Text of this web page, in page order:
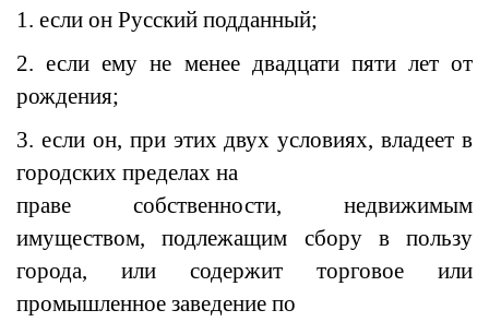
1. если он Русский подданный;
2. если ему не менее двадцати пяти лет от
рождения;
3. если он, при этих двух условиях, владеет в
городских пределах на
праве собственности, недвижимым
имуществом, подлежащим сбору в пользу
города, или содержит торговое или
промышленное заведение по